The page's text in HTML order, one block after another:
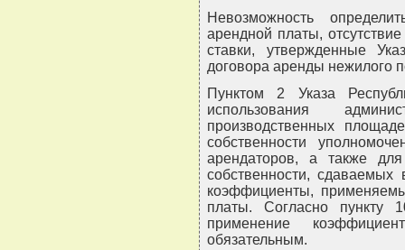
Невозможность
арендной платы,
ставки, утвержденные
договора аренды нежилого
Пунктом 2 Указа
использования
производственных
собственности
арендаторов, а также для
собственности,
коэффициенты,
платы. Согласно пункту
применение
обязательным.